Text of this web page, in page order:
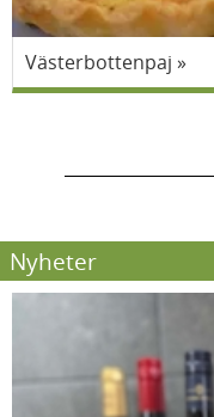
Västerbottenpaj
Nyheter